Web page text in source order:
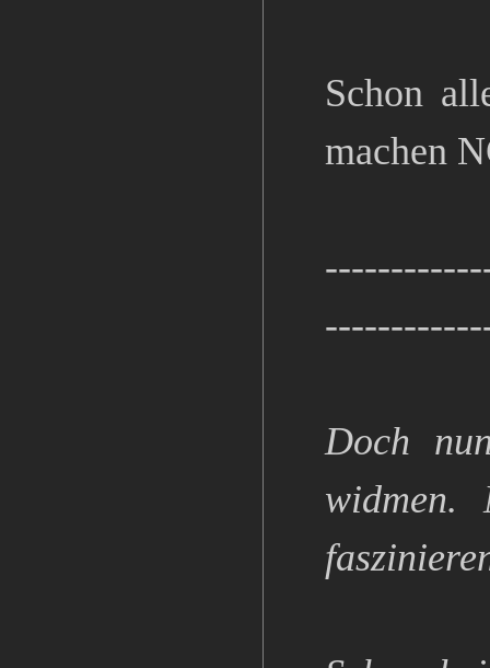
Schon
machen
Doch
widmen.